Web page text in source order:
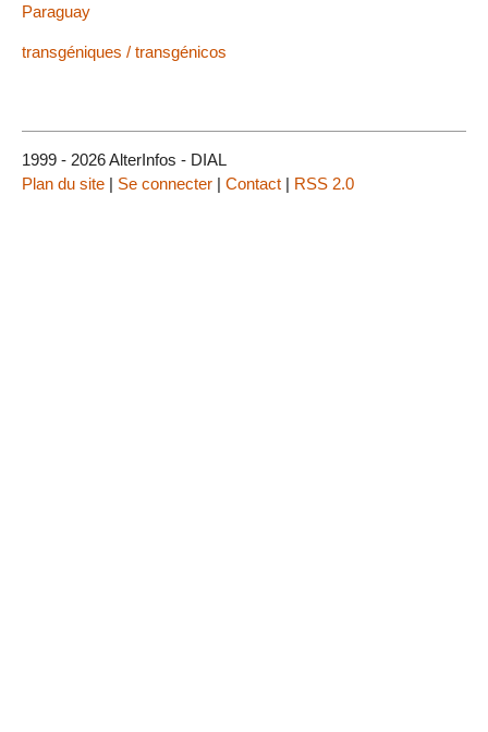
Paraguay
transgéniques / transgénicos
1999 - 2026 AlterInfos - DIAL
Plan du site | Se connecter | Contact | RSS 2.0